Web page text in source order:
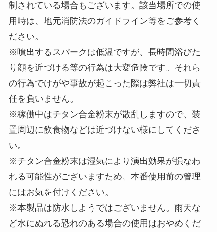
制されている場合もございます。該当場所での使
用時は、地元消防法のガイドライン等をご参考く
ださい。
※噴出するスパークは低温ですが、長時間浴びた
り顔を近づける等の行為は大変危険です。それら
の行為でけがや事故が起こった際は弊社は一切責
任を負いません。
※稼働中はチタン合金粉末が散乱しますので、装
置周辺に飲食物などは近づけない様にしてくださ
い。
※チタン合金粉末は湿気により演出効果が損なわ
れる可能性がございますため、本番使用前の管理
にはお気を付けください。
※本製品は防水しようではございません。雨天な
ど水にぬれる恐れのある場合の使用はおやめくだ